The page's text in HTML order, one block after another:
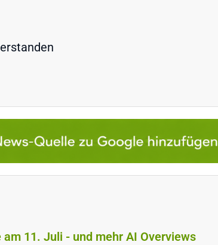
11. Juli - und mehr AI Overviews